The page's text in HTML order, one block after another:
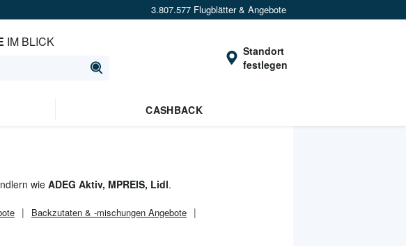
3.807.577 Flugblätter & Angebote
IM BLICK
Standort
festlegen
deiner Nähezu sehen.
CASHBACK
wieADEG Aktiv, MPREIS, Lidl.
Backzutaten & -mischungen Angebote